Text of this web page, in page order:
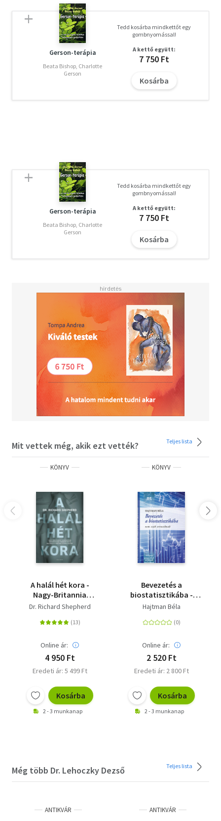
Gerson-terápia
Beata Bishop, Charlotte
Gerson
Tedd kosárba mindkettőt egy
gombnyomással!
A kettő együtt:
7 750 Ft
Kosárba
Gerson-terápia
Beata Bishop, Charlotte
Gerson
Tedd kosárba mindkettőt egy
gombnyomással!
A kettő együtt:
7 750 Ft
Kosárba
Mit vettek még, akik ezt vették? Teljes lista
KÖNYV
A halál hét kora -
Nagy-Britannia
leghíresebb
kórboncnoka feltárja
Dr. Richard Shepherd
Online ár:
4 950 Ft
Eredeti ár: 5 499 Ft
Kosárba
2 - 3 munkanap
KÖNYV
Bevezetés a
biostatisztikába -
Nem csak orvosoknak
Hajtman Béla
Online ár:
2 520 Ft
Eredeti ár: 2 800 Ft
Kosárba
2 - 3 munkanap
Még több Dr. Lehoczky Dezső Teljes lista
ANTIKVÁR ANTIKVÁR